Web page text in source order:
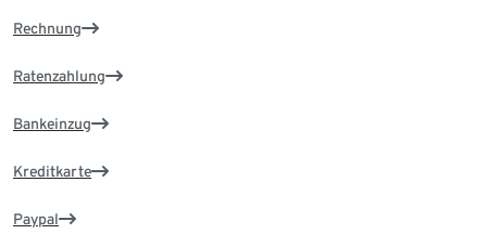
Rechnung
Ratenzahlung
Bankeinzug
Kreditkarte
Paypal